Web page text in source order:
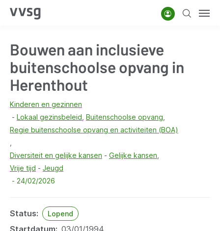
Overslaan
inhoud
gaan
AccountZoeken
Bouwen aan inclusieve
buitenschoolse opvang in
Herenthout
Kinderen en gezinnen
Lokaal gezinsbeleid Buitenschoolse opvang
Regie buitenschoolse opvang en activiteiten (BOA)
Diversiteit en gelijke kansen
Gelijke kansen
Vrije tijd
Jeugd
24/02/2026
Status Lopend
Startdatum
03/01/1994